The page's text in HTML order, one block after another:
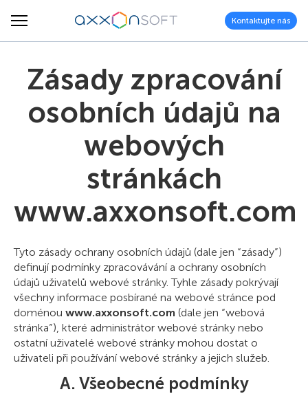
Kontaktujte nás
Zásady zpracování
osobních údajů na
webových
stránkách
www.axxonsoft.com
Tyto zásady ochrany osobních údajů (dale jen “zásady”)
definují podmínky zpracovávání a ochrany osobních
údajů uživatelů webové stránky. Tyhle zásady pokrývají
všechny informace posbírané na webové stránce pod
doménou www.axxonsoft.com (dale jen “webová
stránka”), které administrátor webové stránky nebo
ostatní uživatelé webové stránky mohou dostat o
uživateli při používání webové stránky a jejich služeb.
A. Všeobecné podmínky